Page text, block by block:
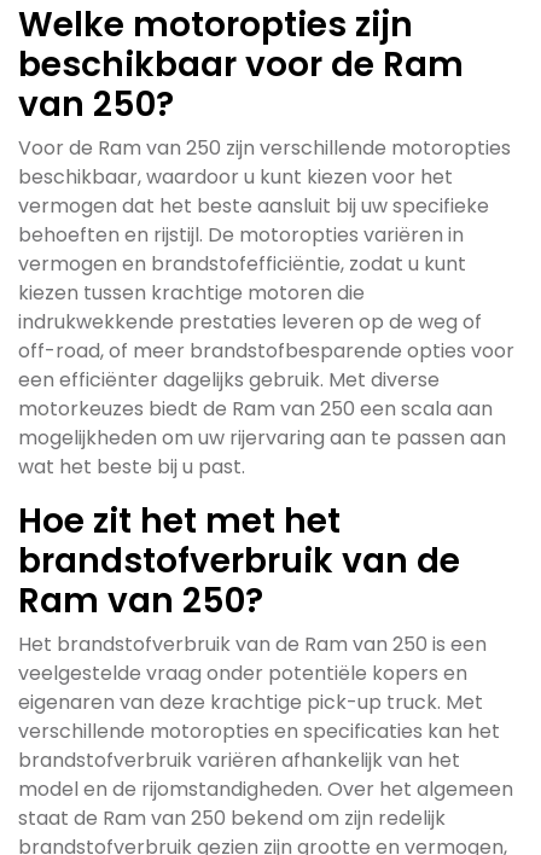
Welke motoropties zijn
beschikbaar voor de Ram
van 250?
Voor de Ram van 250 zijn verschillende motoropties
beschikbaar, waardoor u kunt kiezen voor het
vermogen dat het beste aansluit bij uw specifieke
behoeften en rijstijl. De motoropties variëren in
vermogen en brandstofefficiëntie, zodat u kunt
kiezen tussen krachtige motoren die
indrukwekkende prestaties leveren op de weg of
off-road, of meer brandstofbesparende opties voor
een efficiënter dagelijks gebruik. Met diverse
motorkeuzes biedt de Ram van 250 een scala aan
mogelijkheden om uw rijervaring aan te passen aan
wat het beste bij u past.
Hoe zit het met het
brandstofverbruik van de
Ram van 250?
Het brandstofverbruik van de Ram van 250 is een
veelgestelde vraag onder potentiële kopers en
eigenaren van deze krachtige pick-up truck. Met
verschillende motoropties en specificaties kan het
brandstofverbruik variëren afhankelijk van het
model en de rijomstandigheden. Over het algemeen
staat de Ram van 250 bekend om zijn redelijk
brandstofverbruik gezien zijn grootte en vermogen,